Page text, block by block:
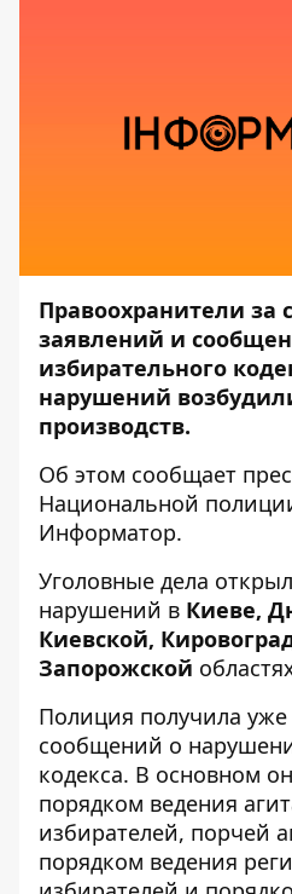
Правоохранители за
заявлений и
избирательного
нарушений
производств.
Об этом сообщает
Национальной
Информатор.
Уголовные дела
нарушений в Киеве,
Киевской,
Запорожской
Полиция получила уже
сообщений о
кодекса. В основном
порядком ведения
избирателей, порчей
порядком ведения